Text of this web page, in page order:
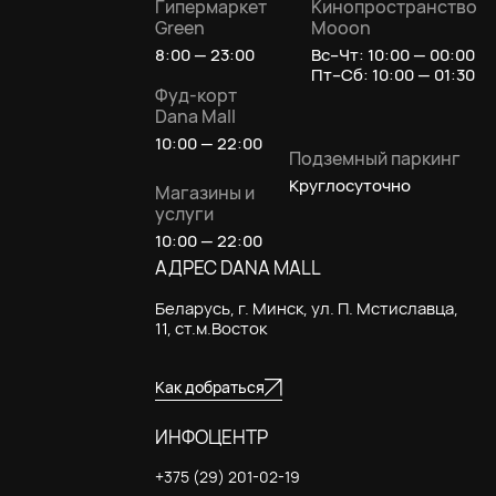
Гипермаркет
Green
8:00 — 23:00
Фуд-корт
Dana Mall
10:00 — 22:00
Магазины и
услуги
10:00 — 22:00
Подземный паркинг
Круглосуточно
Кинопространство
Mooon
Вс–Чт: 10:00 — 00:00
Пт–Сб: 10:00 — 01:30
АДРЕС DANA MALL
Беларусь, г. Минск, ул. П. Мстиславца,
11, ст.м.Восток
Как добраться
ИНФОЦЕНТР
+375 (29) 201-02-19